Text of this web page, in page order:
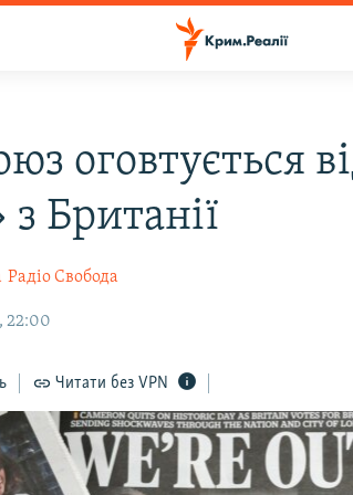
оговтується
Британії
Радіо Свобода
22:00
Читати без VPN